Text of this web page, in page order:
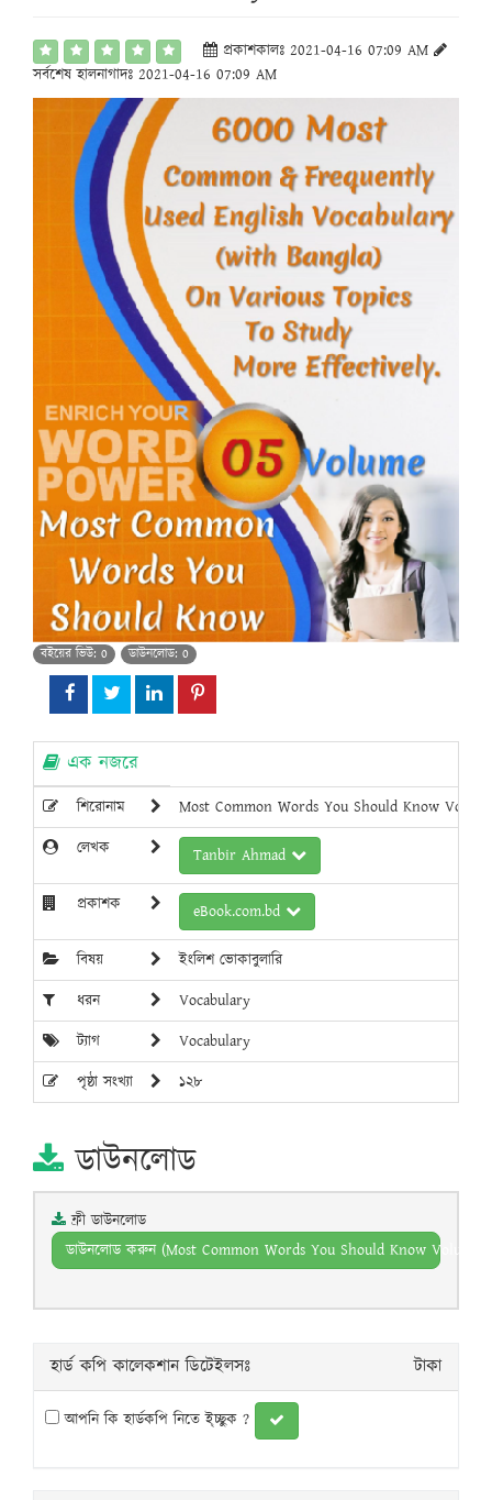
প্রকাশকালঃ 2021-04-16 07:09 AM
সর্বশেষ হালনাগাদঃ 2021-04-16 07:09 AM
বইয়ের ভিউ: 0 ডাউনলোড: 0
এক নজরে
শিরোনাম
Most Common Words You Should Know
লেখক
Tanbir Ahmad
প্রকাশক eBook.com.bd
বিষয়
ইংলিশ ভোকাবুলারি
ধরন
Vocabulary
ট্যাগ
Vocabulary
পৃষ্ঠা সংখ্যা
১২৮
ডাউনলোড
ফ্রী ডাউনলোড
ডাউনলোড করুন (Most Common Words You Should Know Volume
হার্ড কপি কালেকশান ডিটেইলসঃ টাকা
আপনি কি হার্ডকপি নিতে ই্চ্ছুক ?